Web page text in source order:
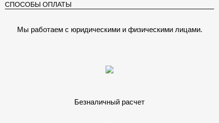
СПОСОБЫ ОПЛАТЫ
Мы работаем с юридическими и физическими лицами.
Безналичный расчет